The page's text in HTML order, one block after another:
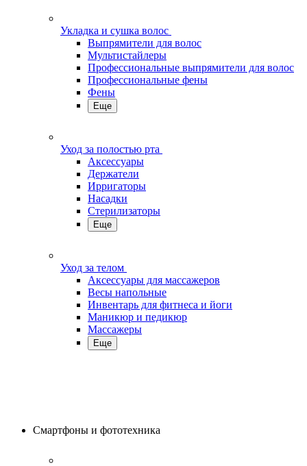
Укладка и сушка волос
Выпрямители для волос
Мультистайлеры
Профессиональные выпрямители для волос
Профессиональные фены
Фены
Еще
Уход за полостью рта
Аксессуары
Держатели
Ирригаторы
Насадки
Стерилизаторы
Еще
Уход за телом
Аксессуары для массажеров
Весы напольные
Инвентарь для фитнеса и йоги
Маникюр и педикюр
Массажеры
Еще
Смартфоны и фототехника